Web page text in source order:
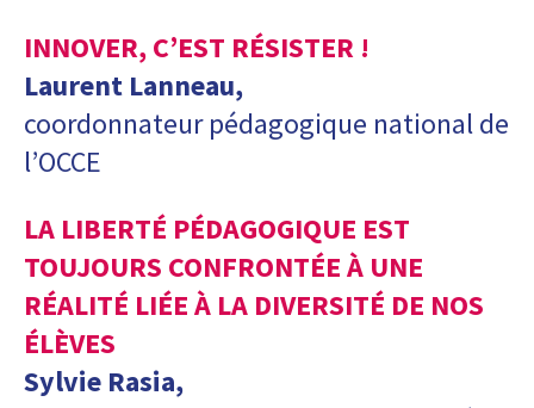
INNOVER, C’EST RÉSISTER !
Laurent Lanneau,
coordonnateur pédagogique national de
l’OCCE
LA LIBERTÉ PÉDAGOGIQUE EST
TOUJOURS CONFRONTÉE À UNE
RÉALITÉ LIÉE À LA DIVERSITÉ DE NOS
ÉLÈVES
Sylvie Rasia,